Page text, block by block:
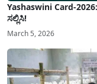
Yashaswini Card-
ಸಲ್ಲಿಸಿ!
March 5, 2026